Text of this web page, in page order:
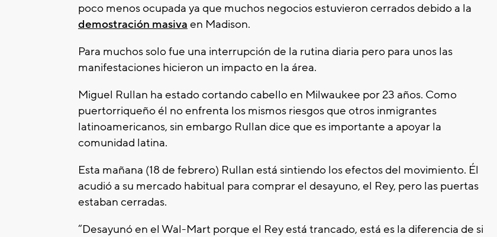
poco menos ocupada ya que muchos negocios estuvieron cerrados debido a la
demostración masiva en Madison.
Para muchos solo fue una interrupción de la rutina diaria pero para unos las
manifestaciones hicieron un impacto en la área.
Miguel Rullan ha estado cortando cabello en Milwaukee por 23 años. Como
puertorriqueño él no enfrenta los mismos riesgos que otros inmigrantes
latinoamericanos, sin embargo Rullan dice que es importante a apoyar la
comunidad latina.
Esta mañana (18 de febrero) Rullan está sintiendo los efectos del movimiento. Él
acudió a su mercado habitual para comprar el desayuno, el Rey, pero las puertas
estaban cerradas.
“Desayunó en el Wal-Mart porque el Rey está trancado, está es la diferencia de si